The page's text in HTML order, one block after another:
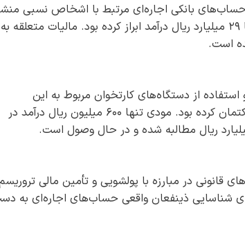
در سال‌های ۱۳۹۹ تا ۱۴۰۱ با استفاده از حساب‌های بانکی اجاره‌ای مرتبط با اشخاص نسبی
مطب خود، ۹۹ میلیارد ریال درآمد را کتمان کرده بود. این مودی تنها ۲۹ میلیارد ریال درآمد ابراز کرده بود. مالیات متعلقه به
از دستگاه‌های کارتخوان مربوط به این
پرونده‌ها، ۷۰ میلیارد ریال از درآمد خود را در سال‌های ۱۴۰۰ و ۱۴۰۱ کتمان کرده بود. مودی تنها ۶۰۰ میلیون ریال درآمد در
در مبارزه با پولشویی و تأمین مالی
شناسایی ذینفعان واقعی حساب‌های اجاره‌ای به